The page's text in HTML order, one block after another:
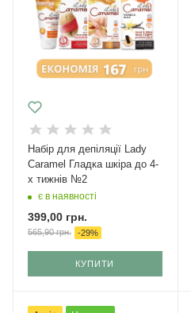
Набір для депіляції Lady
Caramel Гладка шкіра до 4-
х тижнів №2
є в наявності
399,00 грн.
565,90грн. -29%
КУПИТИ